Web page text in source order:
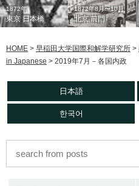
1872年
東京 日本橋
東京 日本橋
1872年8月〜10月
北京 前門
北京 前門
HOME > 早稲田大学国際和解学研究所 >
in Japanese > 2019年7月－各国内政
日本語
한국어